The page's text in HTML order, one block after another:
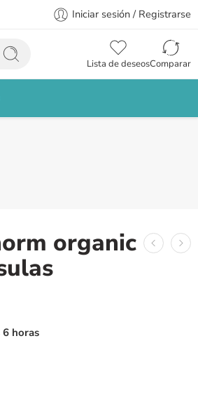
Iniciar sesión / Registrarse
Lista de deseosComparar
organic
horas